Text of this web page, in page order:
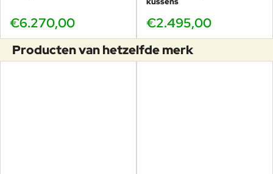
€6.270,00 €2.495,00
Producten van hetzelfde merk